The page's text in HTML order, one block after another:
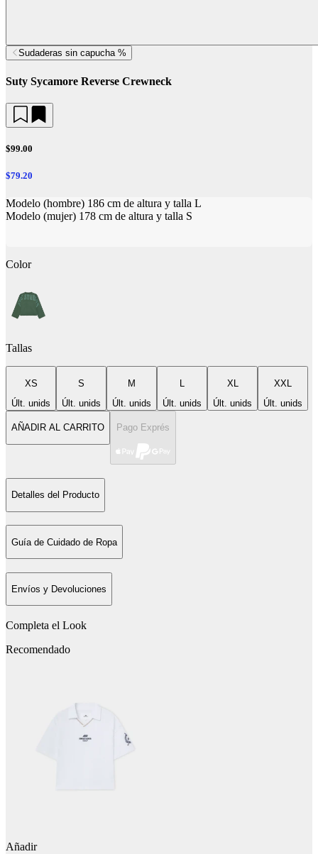
Sudaderas sin capucha %
Suty Sycamore Reverse Crewneck
$99.00
$79.20
Modelo (hombre) 186 cm de altura y talla L
Modelo (mujer) 178 cm de altura y talla S
Color
Tallas
XS
Últ. unids
S
Últ. unids
M
Últ. unids
Últ. unids
XL
Últ. unids
XXL
Últ. unids
AÑADIR AL CARRITO Pago Exprés
Detalles del Producto
Guía de Cuidado de Ropa
Envíos y Devoluciones
Completa el Look
Recomendado
Añadir